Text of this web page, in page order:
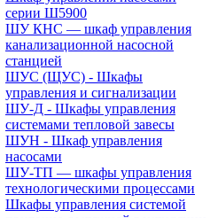
серии Ш5900
ШУ КНС — шкаф управления
канализационной насосной
станцией
ШУС (ЩУС) - Шкафы
управления и сигнализации
ШУ-Д - Шкафы управления
системами тепловой завесы
ШУН - Шкаф управления
насосами
ШУ-ТП — шкафы управления
технологическими процессами
Шкафы управления системой